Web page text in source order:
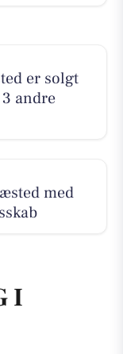
er solgt
andre
med
I